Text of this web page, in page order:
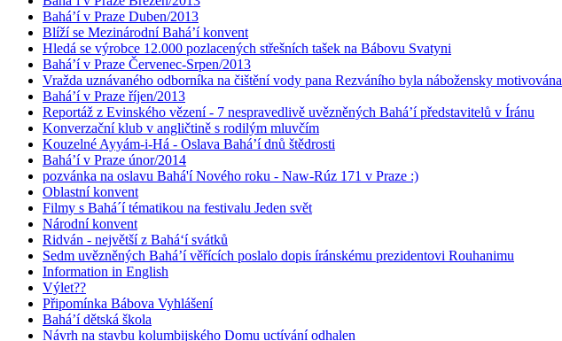
Bahá’í v Praze Duben/2013
Blíží se Mezinárodní Bahá’í konvent
Hledá se výrobce 12.000 pozlacených střešních tašek na Bábovu Svatyni
Bahá’í v Praze Červenec-Srpen/2013
Vražda uznávaného odborníka na čištění vody pana Rezváního byla nábožensky motivována
Bahá’í v Praze říjen/2013
Reportáž z Evinského vězení - 7 nespravedlivě uvězněných Bahá’í představitelů v Íránu
Konverzační klub v angličtině s rodilým mluvčím
Kouzelné Ayyám-i-Há - Oslava Bahá’í dnů štědrosti
Bahá’í v Praze únor/2014
pozvánka na oslavu Bahá'í Nového roku - Naw-Rúz 171 v Praze :)
Oblastní konvent
Filmy s Bahá´í tématikou na festivalu Jeden svět
Národní konvent
Ridván - největší z Bahá‘í svátků
Sedm uvězněných Bahá’í věřících poslalo dopis íránskému prezidentovi Rouhanimu
Information in English
Výlet??
Připomínka Bábova Vyhlášení
Bahá’í dětská škola
Návrh na stavbu kolumbijského Domu uctívání odhalen